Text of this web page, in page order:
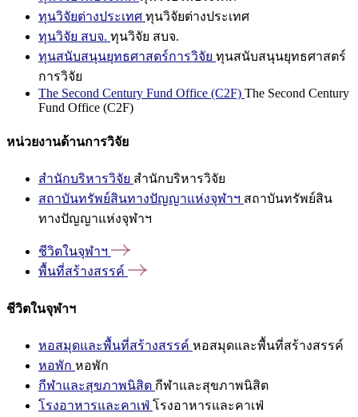
ทุนวิจัยต่างประเทศ ทุนวิจัยต่างประเทศ
ทุนวิจัย สบจ. ทุนวิจัย สบจ.
ทุนสนับสนุนยุทธศาสตร์การวิจัย ทุนสนับสนุนยุทธศาสตร์
การวิจัย
The Second Century Fund Office (C2F) The Second Century
Fund Office (C2F)
หน่วยงานด้านการวิจัย
สำนักบริหารวิจัย สำนักบริหารวิจัย
สถาบันทรัพย์สินทางปัญญาแห่งจุฬาฯ สถาบันทรัพย์สิน
ทางปัญญาแห่งจุฬาฯ
ชีวิตในจุฬาฯ
พื้นที่สร้างสรรค์
ชีวิตในจุฬาฯ
หอสมุดและพื้นที่สร้างสรรค์ หอสมุดและพื้นที่สร้างสรรค์
หอพัก หอพัก
กีฬาและสุขภาพนิสิต กีฬาและสุขภาพนิสิต
โรงอาหารและคาเฟ่ โรงอาหารและคาเฟ่